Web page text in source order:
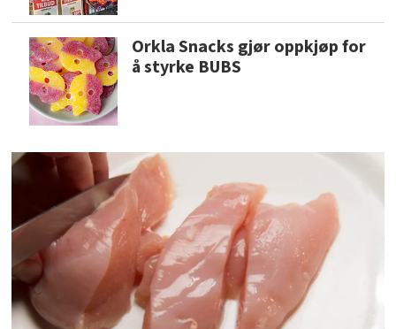
Orkla Snacks gjør oppkjøp for
å styrke BUBS